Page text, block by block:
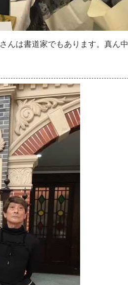
さ んは書道家でもあ り ま す。 真ん中